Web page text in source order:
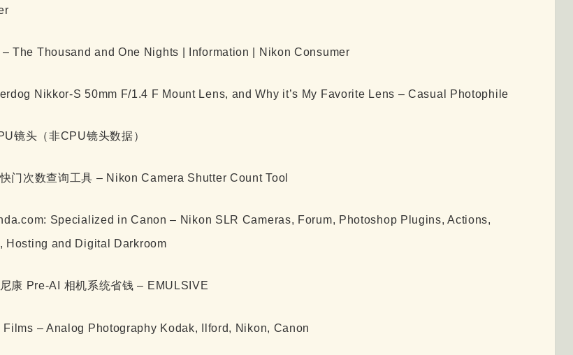
– The Thousand and One Nights | Information | Nikon Consumer
Nikkor-S 50mm F/1.4 F Mount Lens, and Why it’s My Favorite Lens – Casual Photophile
镜头（非CPU镜头数据）
门次数查询工具 – Nikon Camera Shutter Count Tool
Specialized in Canon – Nikon SLR Cameras, Forum, Photoshop Plugins, Actions,
Hosting and Digital Darkroom
康 Pre-AI 相机系统省钱 – EMULSIVE
Films – Analog Photography Kodak, Ilford, Nikon, Canon